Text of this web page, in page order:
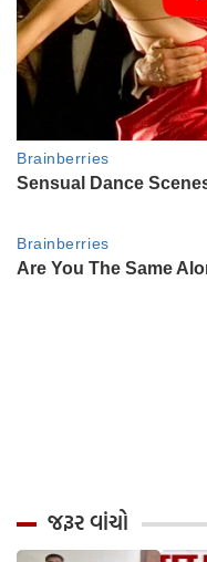
જરૂર વાંચો